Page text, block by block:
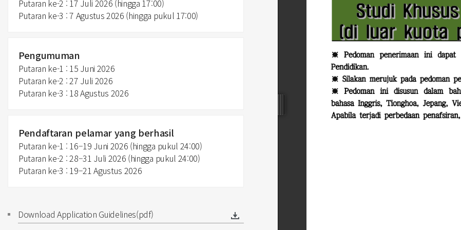
Putaran ke-2 : 17 Juli 2026 (hingga 17:00)
Putaran ke-3 : 7 Agustus 2026 (hingga pukul 17:00)
Pengumuman
Putaran ke-1 : 15 Juni 2026
Putaran ke-2 : 27 Juli 2026
Putaran ke-3 : 18 Agustus 2026
Pendaftaran pelamar yang berhasil
Putaran ke-1 : 16–19 Juni 2026 (hingga pukul 24:00)
Putaran ke-2 : 28–31 Juli 2026 (hingga pukul 24:00)
Putaran ke-3 : 19–21 Agustus 2026
Download Application Guidelines(pdf)